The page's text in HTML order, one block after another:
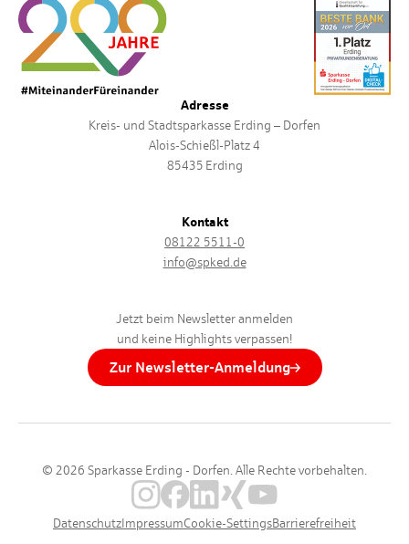
Adresse
Kreis- und Stadtsparkasse Erding – Dorfen
Alois-Schießl-Platz 4
85435 Erding
Kontakt
08122 5511-0
info@spked.de
Jetzt beim Newsletter anmelden
und keine Highlights verpassen!
Zur Newsletter-Anmeldung
© 2026 Sparkasse Erding - Dorfen. Alle Rechte vorbehalten.
DatenschutzImpressumCookie-SettingsBarrierefreiheit